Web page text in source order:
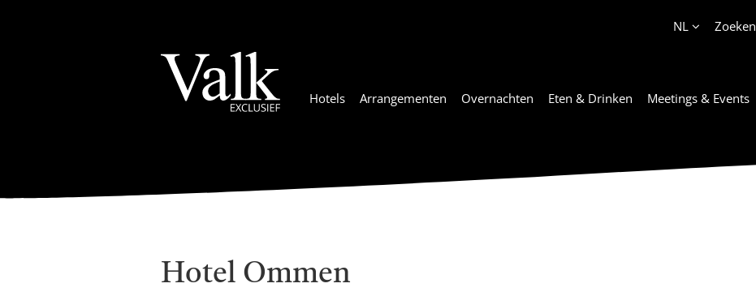
NL
Zoeken
Hotels Arrangementen Overnachten Eten & Drinken Meetings & Events
Hotel Ommen